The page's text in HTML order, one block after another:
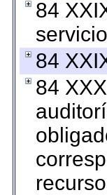
84
84
84